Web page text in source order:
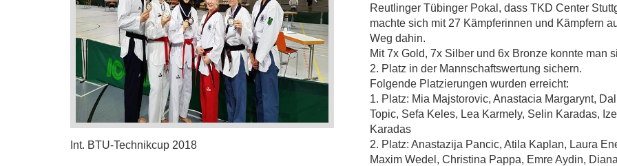
Int. BTU-Technikcup 2018
Reutlinger Tübinger Pokal, dass TKD Center
machte sich mit 27 Kämpferinnen und Kämpfern
Weg dahin.
Mit 7x Gold, 7x Silber und 6x Bronze konnte man
2. Platz in der Mannschaftswertung sichern.
Folgende Platzierungen wurden erreicht:
1. Platz: Mia Majstorovic, Anastacia Margarynt,
Topic, Sefa Keles, Lea Karmely, Selin Karadas,
Karadas
2. Platz: Anastazija Pancic, Atila Kaplan, Laura
Maxim Wedel, Christina Pappa, Emre Aydin,